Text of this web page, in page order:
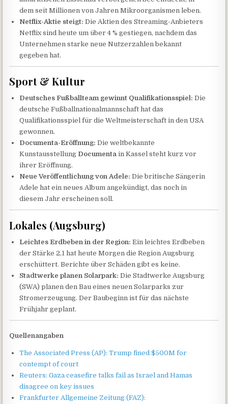
dem seit Millionen von Jahren Mikroorganismen leben.
Netflix-Aktie steigt: Die Aktien des Streaming-Anbieters
Netflix sind heute um über 4 % gestiegen, nachdem das
Unternehmen starke neue Nutzerzahlen bekannt
gegeben hat.
Sport & Kultur
Deutsches Fußballteam gewinnt Qualifikationsspiel: Die
deutsche Fußballnationalmannschaft hat das
Qualifikationsspiel für die Weltmeisterschaft in den USA
gewonnen.
Documenta-Eröffnung: Die weltbekannte
Kunstausstellung Documenta in Kassel steht kurz vor
ihrer Eröffnung.
Neue Veröffentlichung von Adele: Die britische Sängerin
Adele hat ein neues Album angekündigt, das noch in
diesem Jahr erscheinen soll.
Lokales (Augsburg)
Leichtes Erdbeben in der Region: Ein leichtes Erdbeben
der Stärke 2,1 hat heute Morgen die Region Augsburg
erschüttert. Berichte über Schäden gibt es keine.
Stadtwerke planen Solarpark: Die Stadtwerke Augsburg
(SWA) planen den Bau eines neuen Solarparks zur
Stromerzeugung. Der Baubeginn ist für das nächste
Frühjahr geplant.
Quellenangaben
The Associated Press (AP): Trump fined $500M for
contempt of court
Reuters: Gaza ceasefire talks fail as Israel and Hamas
disagree on key issues
Frankfurter Allgemeine Zeitung (FAZ):